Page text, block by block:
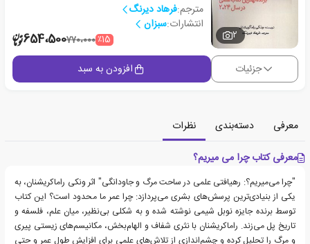
2
مترجم:فرهاد دیرنگ
انتشارات:سبزان
٪15770،000654،500
جزئیات افزودن به سبد
معرفی دسته‌بندی
نظرات
معرفی کتاب چرا می میریم؟
"چرا می‌میریم؟: رهیافتی علمی در ساحت مرگ و جاودانگی" اثر ونکی راماکریشنان، به
یکی از بنیادی‌ترین پرسش‌های بشری می‌پردازد: چرا عمر ما محدود است؟ این کتاب
توسط برنده جایزه نوبل شیمی نوشته شده و به شکلی بی‌نظیر، میان علم، فلسفه و
تاریخ پل می‌زند. راماکریشنان با نثری شفاف و الهام‌بخش، مکانیسم‌های زیستی پیری
و مرگ را تحلیل کرده و چشم‌اندازی از تلاش‌های علمی برای افزایش طول عمر و حتی